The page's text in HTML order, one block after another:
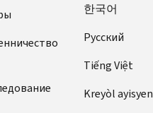
한국어
Pусский
Tiếng Việt
Kreyòl ayisyen